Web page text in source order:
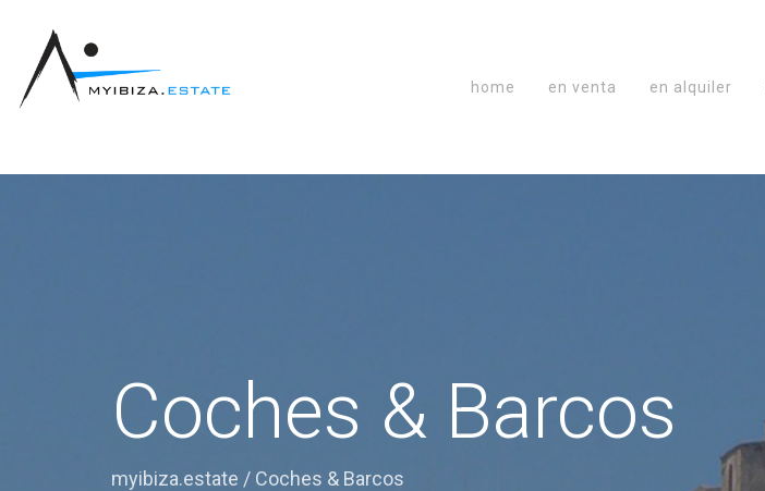
home en venta en alquiler
Coches & Barcos
myibiza.estate / Coches & Barcos